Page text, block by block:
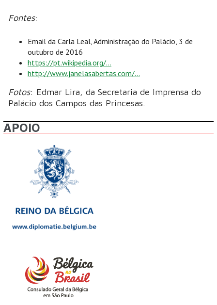
Fontes:
Email da Carla Leal, Administração do Palácio, 3 de
outubro de 2016
https://pt.wikipedia.org/...
http://www.janelasabertas.com/...
Fotos: Edmar Lira, da Secretaria de Imprensa do
Palácio dos Campos das Princesas.
APOIO